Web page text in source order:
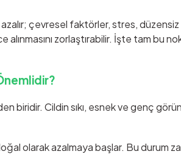
çevresel faktörler, stres, düzensiz
alınmasını zorlaştırabilir. İşte tam
biridir. Cildin sıkı, esnek ve genç
olarak azalmaya başlar. Bu durum